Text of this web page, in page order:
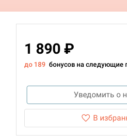
1 890 ₽
до 189 бонусов на следующие
Уведомить о
В